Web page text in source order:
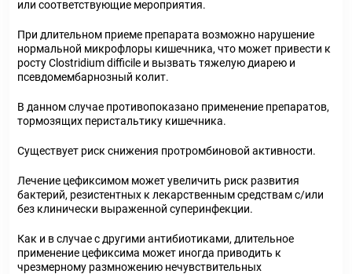
или соответствующие мероприятия.
При длительном приеме препарата возможно нарушение
нормальной микрофлоры кишечника, что может привести к
росту Clostridium difficile и вызвать тяжелую диарею и
псевдомембарнозный колит.
В данном случае противопоказано применение препаратов,
тормозящих перистальтику кишечника.
Существует риск снижения протромбиновой активности.
Лечение цефиксимом может увеличить риск развития
бактерий, резистентных к лекарственным средствам с/или
без клинически выраженной суперинфекции.
Как и в случае с другими антибиотиками, длительное
применение цефиксима может иногда приводить к
чрезмерному размножению нечувствительных